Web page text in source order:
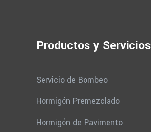
Productos y Servicios
Servicio de Bombeo
Hormigón Premezclado
Hormigón de Pavimento